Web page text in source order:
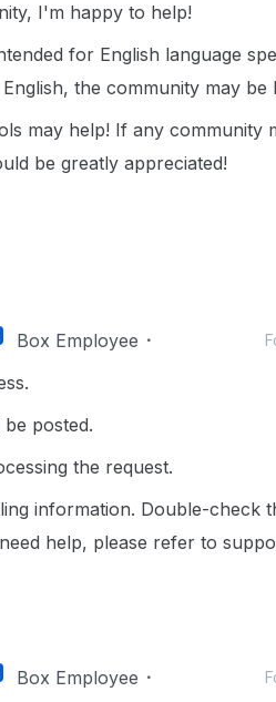
I'm happy to help!
for English language
the community may be
may help! If any community
be greatly appreciated!
Box Employee
posted.
the request.
information. Double-check
help, please refer to
Box Employee